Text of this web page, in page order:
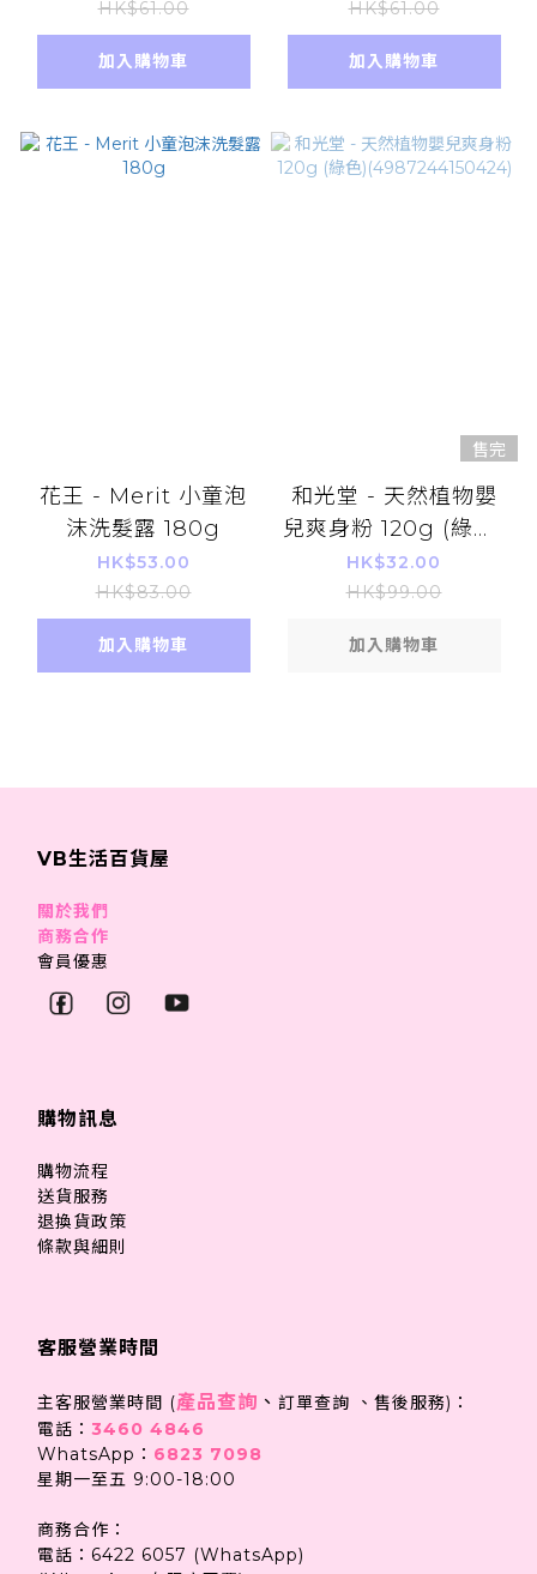
理剪 小朋友早午晚餐
麵條剪刀 不生鏽剪刀
厭食解決 剪碎更好吸
HK$61.00
加入購物車
剪 小朋友早午晚餐麵
條剪刀 不生鏽剪刀 厭
食解決 剪碎更好吸收
HK$61.00
加入購物車
花王 - Merit 小童泡
沫洗髮露 180g
HK$53.00
HK$83.00
加入購物車
售完
和光堂 - 天然植物嬰
兒爽身粉 120g (綠色)
(4987244150424)
HK$32.00
HK$99.00
加入購物車
VB生活百貨屋
關於我們
商務合作
會員優惠
購物訊息
購物流程
送貨服務
退換貨政策
條款與細則
客服營業時間
主客服營業時間 (產品查詢 、 訂單查詢 、售後服務)：
電話： 3460 4846
WhatsApp： 6823 7098
星期一至五 9:00-18:00
商務合作：
電話：6422 6057 (WhatsApp)